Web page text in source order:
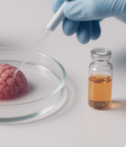
(HCM) versagen
Verringerung der
Stresses
lassen. Würzburg. Die
(HCM) ist die häufigste
Sie führt dazu, dass
der Herzmuskel zu